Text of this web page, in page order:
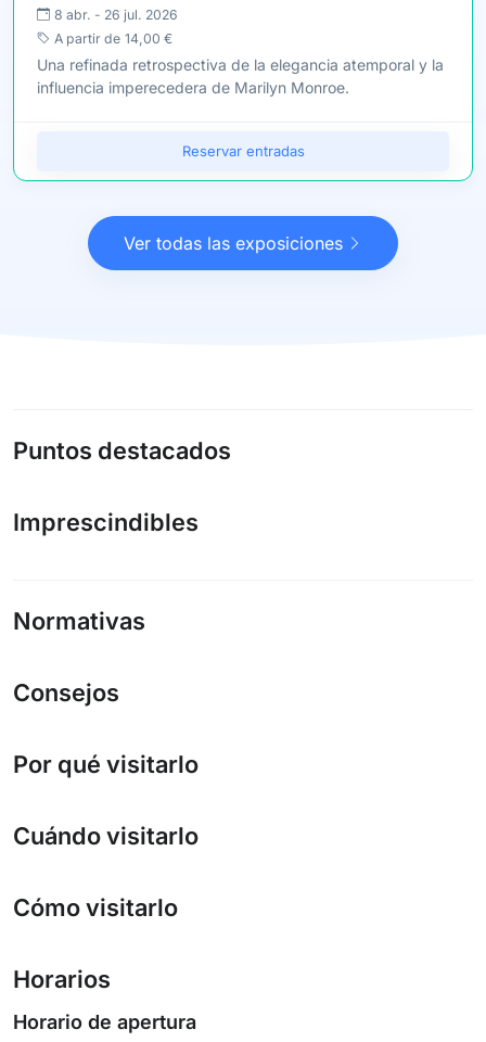
8 abr. - 26 jul. 2026
A partir de 14,00 €
Una refinada retrospectiva de la elegancia atemporal y la
influencia imperecedera de Marilyn Monroe.
Reservar entradas
Ver todas las exposiciones
Puntos destacados
Imprescindibles
Normativas
Consejos
Por qué visitarlo
Cuándo visitarlo
Cómo visitarlo
Horarios
Horario de apertura